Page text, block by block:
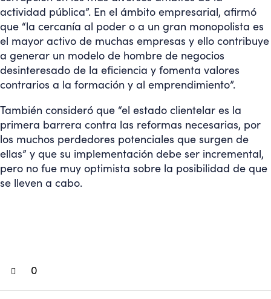
actividad pública”. En el ámbito empresarial, afirmó
que “la cercanía al poder o a un gran monopolista es
el mayor activo de muchas empresas y ello contribuye
a generar un modelo de hombre de negocios
desinteresado de la eficiencia y fomenta valores
contrarios a la formación y al emprendimiento”.
También consideró que “el estado clientelar es la
primera barrera contra las reformas necesarias, por
los muchos perdedores potenciales que surgen de
ellas” y que su implementación debe ser incremental,
pero no fue muy optimista sobre la posibilidad de que
se lleven a cabo.
0